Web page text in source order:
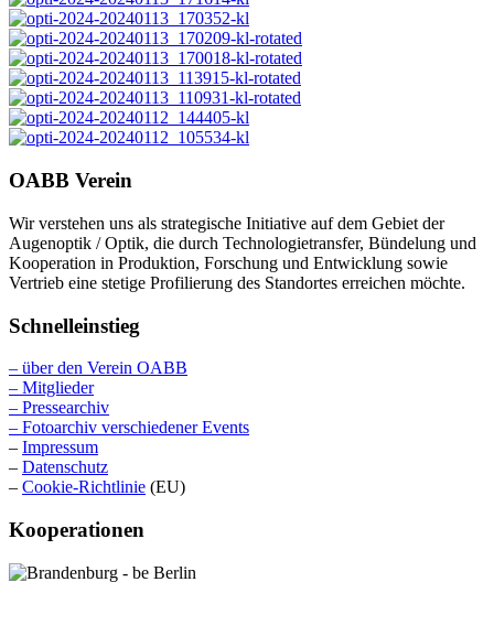
OABB Verein
Wir verstehen uns als strategische Initiative auf dem Gebiet der
Augenoptik / Optik, die durch Technologietransfer, Bündelung und
Kooperation in Produktion, Forschung und Entwicklung sowie
Vertrieb eine stetige Profilierung des Standortes erreichen möchte.
Schnelleinstieg
– über den Verein OABB
– Mitglieder
– Pressearchiv
– Fotoarchiv verschiedener Events
– Impressum
– Datenschutz
– Cookie-Richtlinie (EU)
Kooperationen